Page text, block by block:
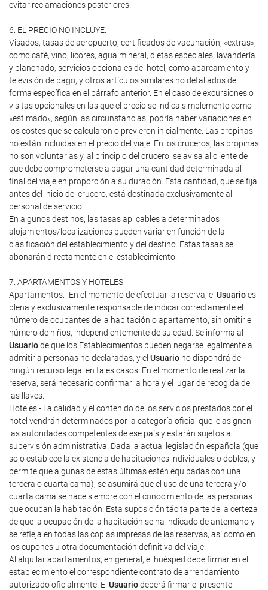
evitar reclamaciones posteriores.
6. EL PRECIO NO INCLUYE:
Visados, tasas de aeropuerto, certificados de vacunación, «extras»,
como café, vino, licores, agua mineral, dietas especiales, lavandería
y planchado, servicios opcionales del hotel, como aparcamiento y
televisión de pago, y otros artículos similares no detallados de
forma específica en el párrafo anterior. En el caso de excursiones o
visitas opcionales en las que el precio se indica simplemente como
«estimado», según las circunstancias, podría haber variaciones en
los costes que se calcularon o previeron inicialmente. Las propinas
no están incluidas en el precio del viaje. En los cruceros, las propinas
no son voluntarias y, al principio del crucero, se avisa al cliente de
que debe comprometerse a pagar una cantidad determinada al
final del viaje en proporción a su duración. Esta cantidad, que se fija
antes del inicio del crucero, está destinada exclusivamente al
personal de servicio.
En algunos destinos, las tasas aplicables a determinados
alojamientos/localizaciones pueden variar en función de la
clasificación del establecimiento y del destino. Estas tasas se
abonarán directamente en el establecimiento.
7. APARTAMENTOS Y HOTELES
Apartamentos.- En el momento de efectuar la reserva, el Usuarioes
plena y exclusivamente responsable de indicar correctamente el
número de ocupantes de la habitación o apartamento, sin omitir el
número de niños, independientemente de su edad. Se informa al
Usuariode que los Establecimientos pueden negarse legalmente a
admitir a personas no declaradas, y el Usuario no dispondrá de
ningún recurso legal en tales casos. En el momento de realizar la
reserva, será necesario confirmar la hora y el lugar de recogida de
las llaves.
Hoteles.- La calidad y el contenido de los servicios prestados por el
hotel vendrán determinados por la categoría oficial que le asignen
las autoridades competentes de ese país y estarán sujetos a
supervisión administrativa. Dada la actual legislación española (que
solo establece la existencia de habitaciones individuales o dobles, y
permite que algunas de estas últimas estén equipadas con una
tercera o cuarta cama), se asumirá que el uso de una tercera y/o
cuarta cama se hace siempre con el conocimiento de las personas
que ocupan la habitación. Esta suposición tácita parte de la certeza
de que la ocupación de la habitación se ha indicado de antemano y
se refleja en todas las copias impresas de las reservas, así como en
los cupones u otra documentación definitiva del viaje.
Al alquilar apartamentos, en general, el huésped debe firmar en el
establecimiento el correspondiente contrato de arrendamiento
autorizado oficialmente. El Usuariodeberá firmar el presente